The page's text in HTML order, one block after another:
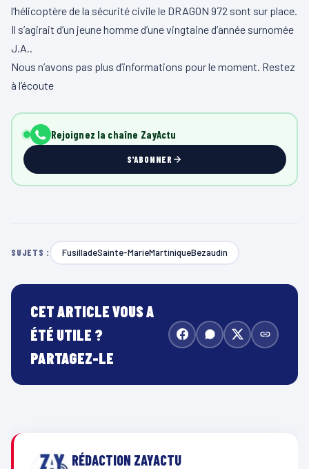
l’hélicoptère de la sécurité civile le DRAGON 972 sont sur place.
Il s’agirait d’un jeune homme d’une vingtaine d’année surnomée
J.A..
Nous n’avons pas plus d’informations pour le moment. Restez
à l’écoute
Rejoignez la chaîne ZayActu
S'ABONNER
SUJETS : FusilladeSainte-MarieMartiniqueBezaudin
CET ARTICLE VOUS A
ÉTÉ UTILE ?
PARTAGEZ-LE
RÉDACTION ZAYACTU